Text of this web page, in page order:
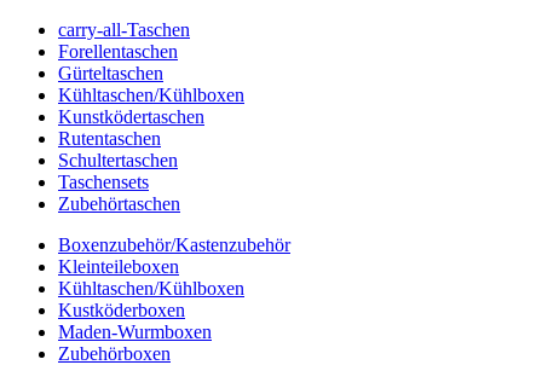
carry-all-Taschen
Forellentaschen
Gürteltaschen
Kühltaschen/Kühlboxen
Kunstködertaschen
Rutentaschen
Schultertaschen
Taschensets
Zubehörtaschen
Boxenzubehör/Kastenzubehör
Kleinteileboxen
Kühltaschen/Kühlboxen
Kustköderboxen
Maden-Wurmboxen
Zubehörboxen